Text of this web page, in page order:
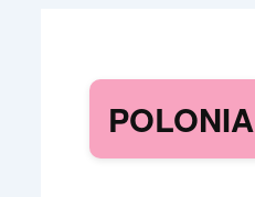
POLONIA